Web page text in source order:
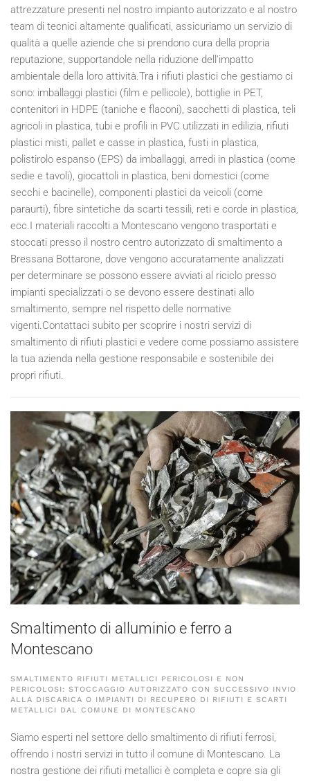
attrezzature presenti nel nostro impianto autorizzato e al nostro
team di tecnici altamente qualificati, assicuriamo un servizio di
qualità a quelle aziende che si prendono cura della propria
reputazione, supportandole nella riduzione dell'impatto
ambientale della loro attività.Tra i rifiuti plastici che gestiamo ci
sono: imballaggi plastici (film e pellicole), bottiglie in PET,
contenitori in HDPE (taniche e flaconi), sacchetti di plastica, teli
agricoli in plastica, tubi e profili in PVC utilizzati in edilizia, rifiuti
plastici misti, pallet e casse in plastica, fusti in plastica,
polistirolo espanso (EPS) da imballaggi, arredi in plastica (come
sedie e tavoli), giocattoli in plastica, beni domestici (come
secchi e bacinelle), componenti plastici da veicoli (come
paraurti), fibre sintetiche da scarti tessili, reti e corde in plastica,
ecc.I materiali raccolti a Montescano vengono trasportati e
stoccati presso il nostro centro autorizzato di smaltimento a
Bressana Bottarone, dove vengono accuratamente analizzati
per determinare se possono essere avviati al riciclo presso
impianti specializzati o se devono essere destinati allo
smaltimento, sempre nel rispetto delle normative
vigenti.Contattaci subito per scoprire i nostri servizi di
smaltimento di rifiuti plastici e vedere come possiamo assistere
la tua azienda nella gestione responsabile e sostenibile dei
propri rifiuti.
Smaltimento di alluminio e ferro a
Montescano
SMALTIMENTO RIFIUTI METALLICI PERICOLOSI E NON
PERICOLOSI: STOCCAGGIO AUTORIZZATO CON SUCCESSIVO INVIO
ALLA DISCARICA O IMPIANTI DI RECUPERO DI RIFIUTI E SCARTI
METALLICI DAL COMUNE DI MONTESCANO
Siamo esperti nel settore dello smaltimento di rifiuti ferrosi,
offrendo i nostri servizi in tutto il comune di Montescano. La
nostra gestione dei rifiuti metallici è completa e copre sia gli